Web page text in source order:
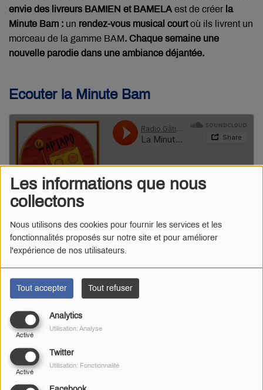
Les informations que nous
collectons
Nous utilisons des cookies pour fournir les services et les
fonctionnalités proposés sur notre site et pour améliorer
l'expérience de nos utilisateurs.
Tout accepter Tout refuser
Analytics
Activé
Utilisation: Analyse
Twitter
Activé
Utilisation: Fonctionnalité
envie des livreurs BAMIEN et BAMELA est de créer la
Minute Bam : un rendez-vous musical courtoù ils livrent un
morceau de la gamme BAM. Chaque semaine une
nouvelle parodie dans une ambiance déjantée.
Ecouter la Minute Bam